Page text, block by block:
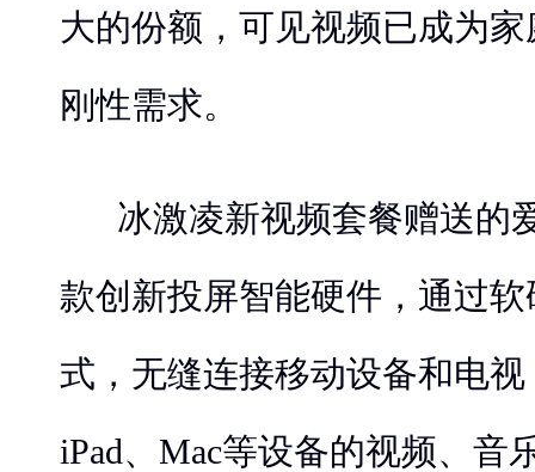
大的份额，可见视频已成为
刚性需求。
冰激凌新视频套餐赠送的
款创新投屏智能硬件，通过
式，无缝连接移动设备和电
iPad、Mac等设备的视频、音